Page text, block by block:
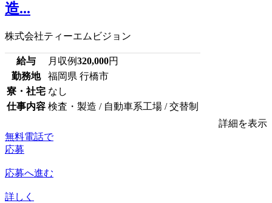
造...
株式会社ティーエムビジョン
給与 月収例320,000円
勤務地
福岡県 行橋市
寮・社宅 なし
仕事内容 検査・製造 / 自動車系工場 / 交替制
詳細を表示
無料電話で
応募
応募へ進む
詳しく